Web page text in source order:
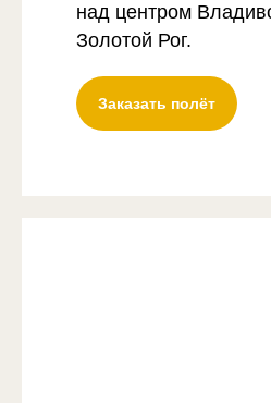
над центром
Золотой Рог.
Заказать полёт